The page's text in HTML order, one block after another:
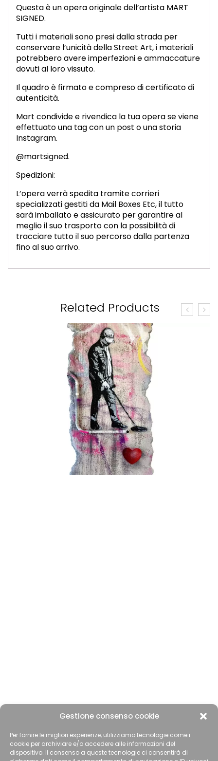
Gestione consenso cookie
Per fornire le migliori esperienze, utilizziamo tecnologie come i
cookie per archiviare e/o accedere alle informazioni del
dispositivo. Il consenso a queste tecnologie ci consentirà di
Questa è un opera originale dell’artista MART
SIGNED.
Tutti i materiali sono presi dalla strada per
conservare l’unicità della Street Art, i materiali
potrebbero avere imperfezioni e ammaccature
dovuti al loro vissuto.
Il quadro è firmato e compreso di certificato di
autenticità.
Mart condivide e rivendica la tua opera se viene
effettuato una tag con un post o una storia
Instagram.
@martsigned.
Spedizioni:
L’opera verrà spedita tramite corrieri
specializzati gestiti da Mail Boxes Etc, il tutto
sarà imballato e assicurato per garantire al
meglio il suo trasporto con la possibilità di
tracciare tutto il suo percorso dalla partenza
fino al suo arrivo.
Related Products